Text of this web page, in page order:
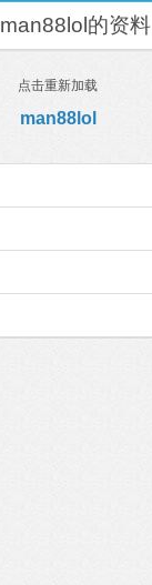
man88lol的资料
点击重新加载
man88lol